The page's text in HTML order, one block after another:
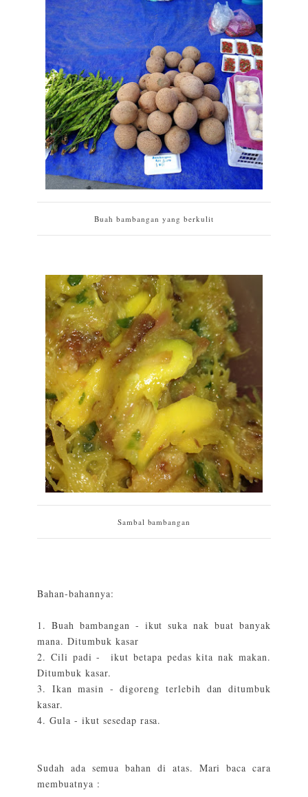
Buah bambangan yang berkulit
Sambal bambangan
Bahan-bahannya:
1. Buah bambangan - ikut suka nak buat banyak
mana. Ditumbuk kasar
2. Cili padi - ikut betapa pedas kita nak makan.
Ditumbuk kasar.
3. Ikan masin - digoreng terlebih dan ditumbuk
kasar.
4. Gula - ikut sesedap rasa.
Sudah ada semua bahan di atas. Mari baca cara
membuatnya :